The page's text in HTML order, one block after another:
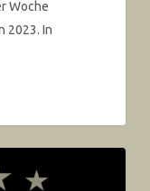
Woche
2023. In